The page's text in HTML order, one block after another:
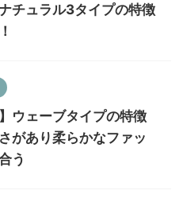
チュラル3タイプの特徴
ウェーブタイプの特徴
があり柔らかなファッ
う